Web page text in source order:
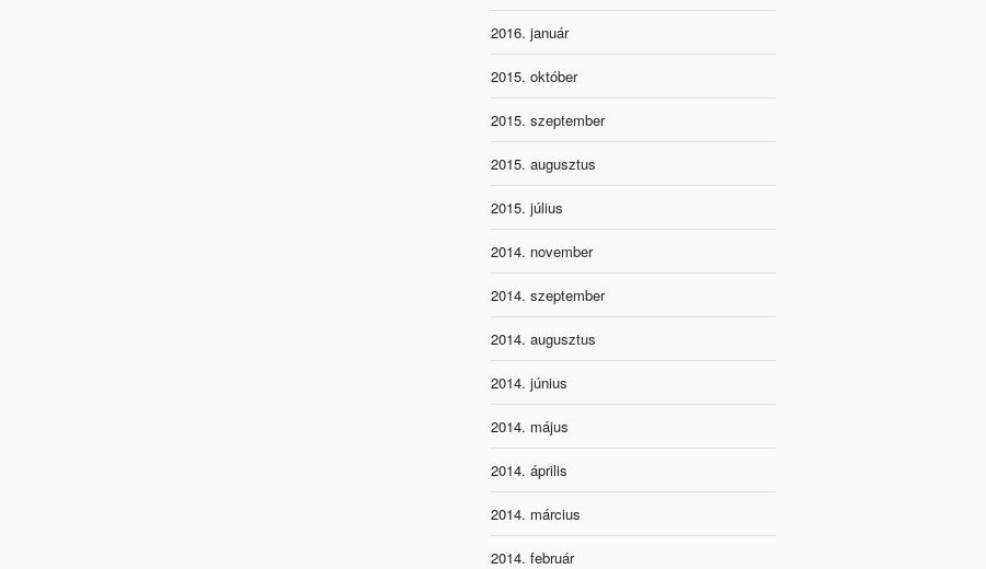
2016. január
2015. október
2015. szeptember
2015. augusztus
2015. július
2014. november
2014. szeptember
2014. augusztus
2014. június
2014. május
2014. április
2014. március
2014. február